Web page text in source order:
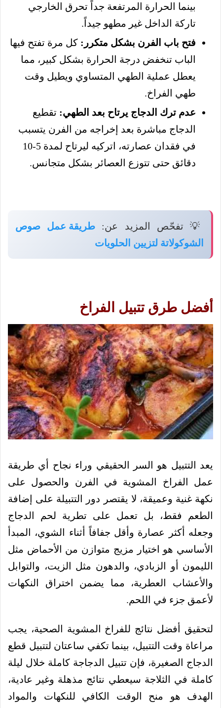
بينما الحرارة المرتفعة جداً تحرق الخارجي
تاركة الداخل غير مطهو جيداً.
فتح باب الفرن بشكل متكرر: كل مرة تفتح فيها
الباب تنخفض درجة الحرارة بشكل كبير، مما
يعطل عملية الطهي المتساوي ويطيل وقت
طهي الفراخ.
عدم ترك الدجاج يرتاح بعد الطهي: تقطيع
الدجاج مباشرة بعد إخراجه من الفرن يتسبب
في فقدان عصارته، اتركيه ليرتاح لمدة 5-10
دقائق حتى تتوزع العصائر بشكل متجانس.
💡 تفحّص المزيد عن: طريقة عمل صوص
الشوكولاتة لتزيين الحلويات
أفضل طرق تتبيل الفراخ
يعد التتبيل هو السر الحقيقي وراء نجاح أي طريقة
عمل الفراخ المشوية في الفرن والحصول على
نكهة غنية وعميقة، لا يقتصر دور التتبيلة على إضافة
الطعم فقط، بل تعمل على تطرية لحم الدجاج
وجعله أكثر عصارة وأقل جفافاً أثناء الشوي، المبدأ
الأساسي هو اختيار مزيج متوازن من الأحماض مثل
الليمون أو الزبادي، والدهون مثل الزيت، والتوابل
والأعشاب العطرية، مما يضمن اختراق النكهات
لأعمق جزء في اللحم.
لتحقيق أفضل نتائج للفراخ المشوية الصحية، يجب
مراعاة وقت التتبيل، بينما تكفي ساعتان لتتبيل قطع
الدجاج الصغيرة، فإن تتبيل الدجاجة كاملة خلال ليلة
كاملة في الثلاجة سيعطي نتائج مذهلة وغير عادية،
الهدف هو منح الوقت الكافي للنكهات والمواد